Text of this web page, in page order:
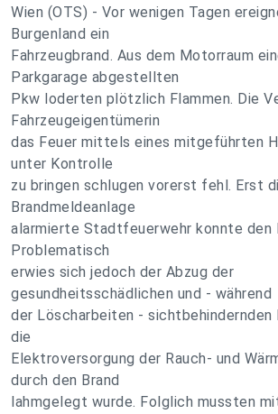
Wien (OTS) - Vor wenigen Tagen
Burgenland ein
Fahrzeugbrand. Aus dem Motorraum
Parkgarage abgestellten
Pkw loderten plötzlich Flammen. Die
Fahrzeugeigentümerin
das Feuer mittels eines mitgeführten
unter Kontrolle
zu bringen schlugen vorerst fehl. Erst
Brandmeldeanlage
alarmierte Stadtfeuerwehr konnte den
Problematisch
erwies sich jedoch der Abzug der
gesundheitsschädlichen und - während
der Löscharbeiten - sichtbehindernden
die
Elektroversorgung der Rauch- und
durch den Brand
lahmgelegt wurde. Folglich mussten